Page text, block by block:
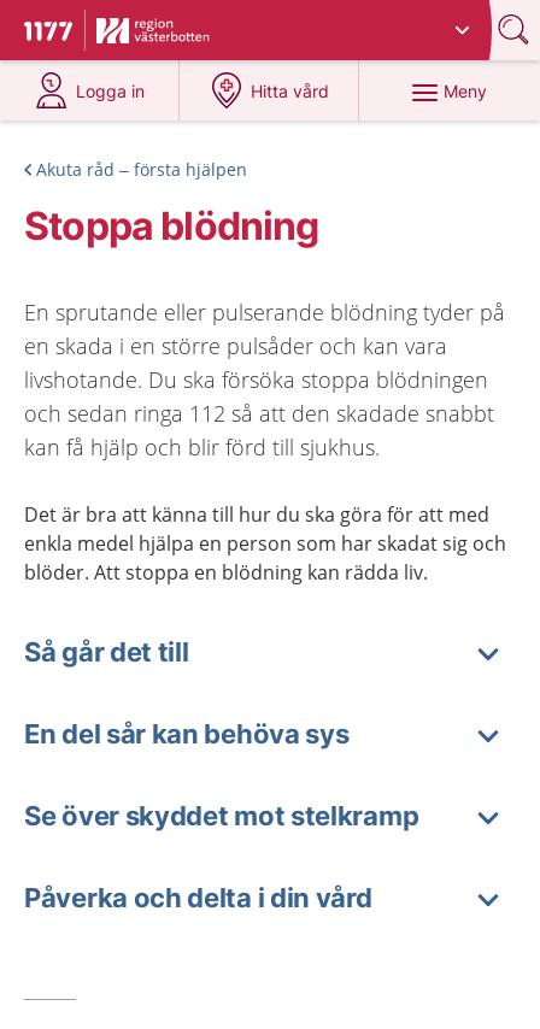
Till startsidan för 1177
Du har valt region
Logga in
på 1177.se
Hitta vård
på 1177.se
Meny
Akuta råd – första hjälpen
Stoppa blödning
En sprutande eller pulserande blödning tyder på
en skada i en större pulsåder och kan vara
livshotande. Du ska försöka stoppa blödningen
och sedan ringa 112 så att den skadade snabbt
kan få hjälp och blir förd till sjukhus.
Det är bra att känna till hur du ska göra för att med
enkla medel hjälpa en person som har skadat sig och
blöder. Att stoppa en blödning kan rädda liv.
Så går det till
En del sår kan behöva sys
Se över skyddet mot stelkramp
Påverka och delta i din vård